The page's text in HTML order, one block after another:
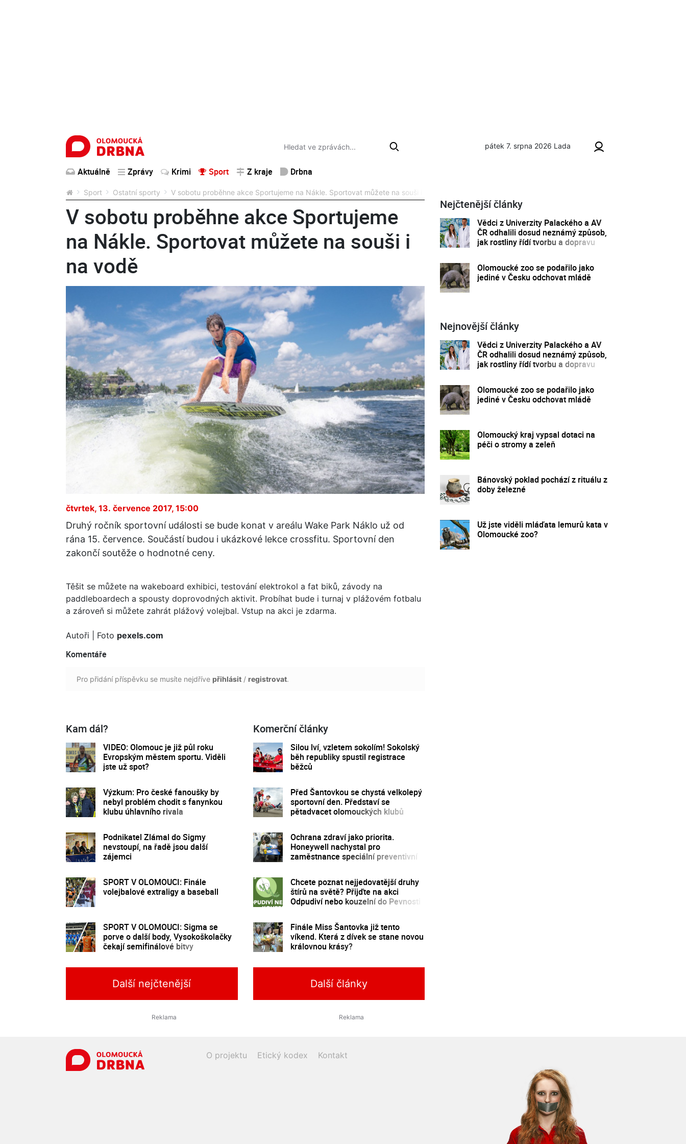
pátek 7. srpna 2026 Lada
Aktuálně Zprávy Krimi Sport Z kraje Drbna
Sport Ostatní sporty V sobotu proběhne akce Sportujeme na Nákle. Sportovat můžete na souši i na vodě
V sobotu proběhne akce Sportujeme
na Nákle. Sportovat můžete na souši i
na vodě
čtvrtek, 13. července 2017, 15:00
Druhý ročník sportovní události se bude konat v areálu Wake Park Náklo už od
rána 15. července. Součástí budou i ukázkové lekce crossfitu. Sportovní den
zakončí soutěže o hodnotné ceny.
Těšit se můžete na wakeboard exhibici, testování elektrokol a fat biků, závody na
paddleboardech a spousty doprovodných aktivit. Probíhat bude i turnaj v plážovém fotbalu
a zároveň si můžete zahrát plážový volejbal. Vstup na akci je zdarma.
Autoři | Foto pexels.com
Komentáře
Pro přidání příspěvku se musíte nejdříve přihlásit / registrovat.
Kam dál?
VIDEO: Olomouc je již půl roku
Evropským městem sportu. Viděli
jste už spot?
Výzkum: Pro české fanoušky by
nebyl problém chodit s fanynkou
klubu úhlavního rivala
Podnikatel Zlámal do Sigmy
nevstoupí, na řadě jsou další
zájemci
SPORT V OLOMOUCI: Finále
volejbalové extraligy a baseball
SPORT V OLOMOUCI: Sigma se
porve o další body, Vysokoškolačky
čekají semifinálové bitvy
Komerční články
Silou lví, vzletem sokolím! Sokolský
běh republiky spustil registrace
běžců
Před Šantovkou se chystá velkolepý
sportovní den. Představí se
pětadvacet olomouckých klubů
Ochrana zdraví jako priorita.
Honeywell nachystal pro
zaměstnance speciální preventivní
Chcete poznat nejjedovatější druhy
štírů na světě? Přijďte na akci
Odpudiví nebo kouzelní do Pevnosti
Finále Miss Šantovka již tento
víkend. Která z dívek se stane novou
královnou krásy?
Další nejčtenější Další články
Nejčtenější články
Vědci z Univerzity Palackého a AV
ČR odhalili dosud neznámý způsob,
jak rostliny řídí tvorbu a dopravu
Olomoucké zoo se podařilo jako
jediné v Česku odchovat mládě
Nejnovější články
Vědci z Univerzity Palackého a AV
ČR odhalili dosud neznámý způsob,
jak rostliny řídí tvorbu a dopravu
Olomoucké zoo se podařilo jako
jediné v Česku odchovat mládě
Olomoucký kraj vypsal dotaci na
péči o stromy a zeleň
Bánovský poklad pochází z rituálu z
doby železné
Už jste viděli mláďata lemurů kata v
Olomoucké zoo?
O projektu Etický kodex Kontakt